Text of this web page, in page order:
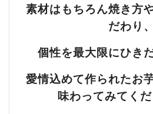
素材はもちろん焼き方
だわり、
個性を最大限にひき
愛情込めて作られたお
味わってみてく